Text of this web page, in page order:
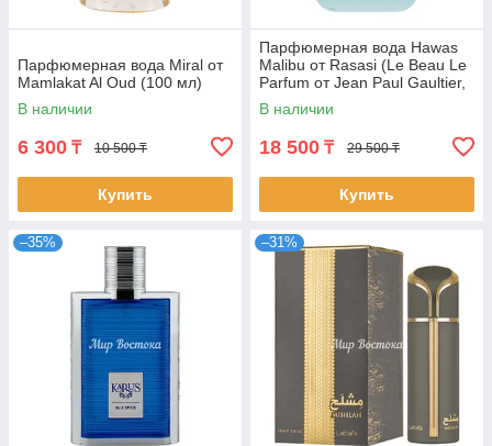
Парфюмерная вода Miral от
Mamlakat Al Oud (100 мл)
В наличии
6 300 ₸ 10 500 ₸
Купить
Парфюмерная вода Hawas
Malibu от Rasasi (Le Beau Le
Parfum от Jean Paul Gaultier,
100 мл)
В наличии
18 500 ₸ 29 500 ₸
Купить
–35% –31%